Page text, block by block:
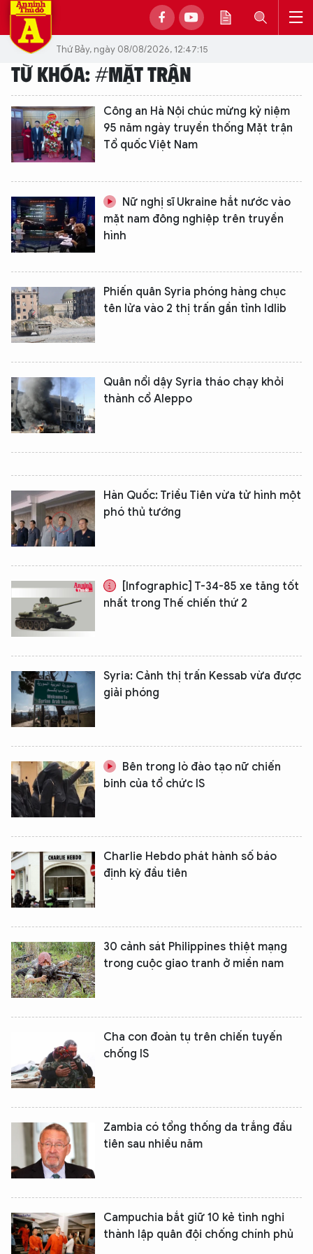
Thứ Bảy, ngày 08/08/2026, 12:47:15
TỪ KHÓA: #MẶT TRẬN
Công an Hà Nội chúc mừng kỷ niệm
95 năm ngày truyền thống Mặt trận
Tổ quốc Việt Nam
Nữ nghị sĩ Ukraine hắt nước vào
mặt nam đông nghiệp trên truyền
hình
Phiến quân Syria phóng hàng chục
tên lửa vào 2 thị trấn gần tỉnh Idlib
Quân nổi dậy Syria tháo chạy khỏi
thành cổ Aleppo
Hàn Quốc: Triều Tiên vừa tử hình một
phó thủ tướng
[Infographic] T-34-85 xe tăng tốt
nhất trong Thế chiến thứ 2
Syria: Cảnh thị trấn Kessab vừa được
giải phóng
Bên trong lò đào tạo nữ chiến
binh của tổ chức IS
Charlie Hebdo phát hành số báo
định kỳ đầu tiên
30 cảnh sát Philippines thiệt mạng
trong cuộc giao tranh ở miền nam
Cha con đoàn tụ trên chiến tuyến
chống IS
Zambia có tổng thống da trắng đầu
tiên sau nhiều năm
Campuchia bắt giữ 10 kẻ tình nghi
thành lập quân đội chống chính phủ